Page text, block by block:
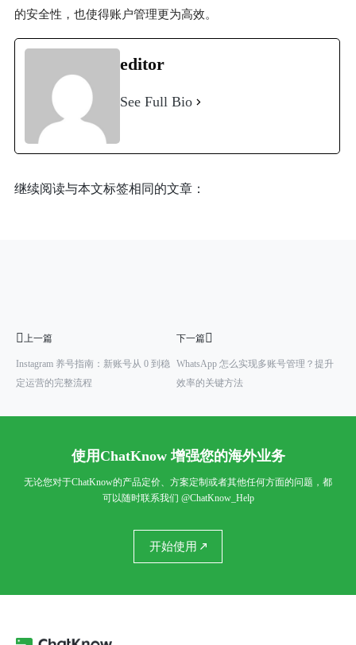
的安全性，也使得账户管理更为高效。
editor
See Full Bio
继续阅读与本文标签相同的文章：
上一篇
Instagram 养号指南：新账号从 0 到稳
定运营的完整流程
下一篇
WhatsApp 怎么实现多账号管理？提升
效率的关键方法
使用ChatKnow 增强您的海外业务
无论您对于ChatKnow的产品定价、方案定制或者其他任何方面的问题，都
可以随时联系我们 @ChatKnow_Help
开始使用